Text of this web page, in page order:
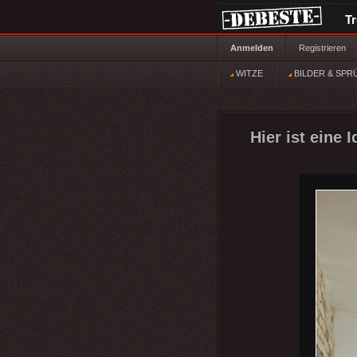
Anmelden Registrieren
WITZE BILDER &
Hier ist eine